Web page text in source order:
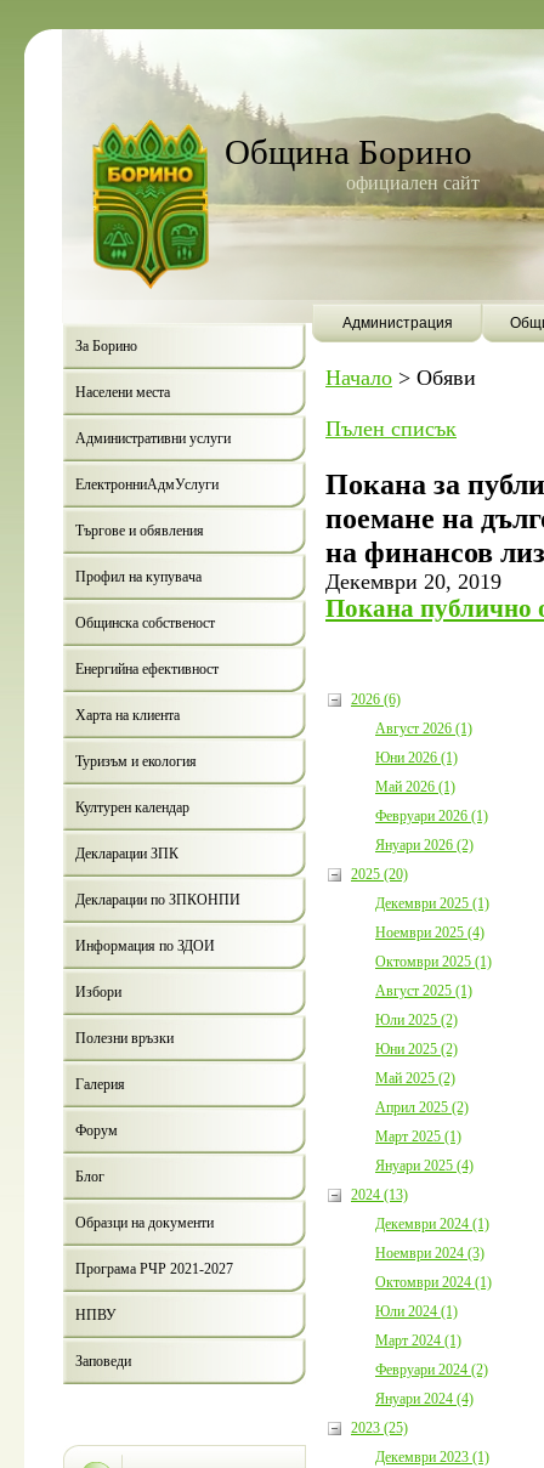
Община Борино
официален сайт
Администрация
За Борино
Населени места
Административни услуги
ЕлектронниАдмУслуги
Търгове и обявления
Профил на купувача
Общинска собственост
Енергийна ефективност
Харта на клиента
Туризъм и екология
Културен календар
Декларации ЗПК
Декларации по ЗПКОНПИ
Информация по ЗДОИ
Избори
Полезни връзки
Галерия
Форум
Блог
Образци на документи
Програма РЧР 2021-2027
НПВУ
Заповеди
Начало > Обяви
Пълен списък
Покана за
поемане на
на финансов
Декември 20, 2019
Покана публично
2026 (6)
Август 2026 (1)
Юни 2026 (1)
Май 2026 (1)
Февруари 2026 (1)
Януари 2026 (2)
2025 (20)
Декември 2025 (1)
Ноември 2025 (4)
Октомври 2025 (1)
Август 2025 (1)
Юли 2025 (2)
Юни 2025 (2)
Май 2025 (2)
Април 2025 (2)
Март 2025 (1)
Януари 2025 (4)
2024 (13)
Декември 2024 (1)
Ноември 2024 (3)
Октомври 2024 (1)
Юли 2024 (1)
Март 2024 (1)
Февруари 2024 (2)
Януари 2024 (4)
2023 (25)
Декември 2023 (1)